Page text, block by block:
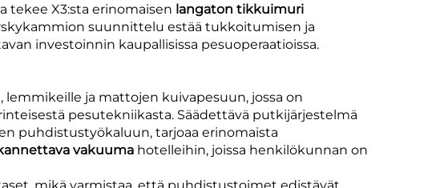
tekee X3:sta erinomaisen langaton tikkuimuri
suunnittelu estää tukkoitumisen ja
investoinnin kaupallisissa pesuoperaatioissa.
ja mattojen kuivapesuun, jossa on
pesutekniikasta. Säädettävä putkijärjestelmä
puhdistustyökaluun, tarjoaa erinomaista
vakuuma hotelleihin, joissa henkilökunnan on